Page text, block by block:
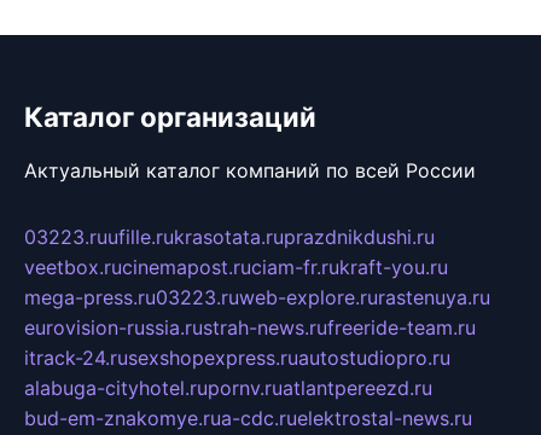
Каталог организаций
Актуальный каталог компаний по всей России
03223.ruufille.rukrasotata.ruprazdnikdushi.ru
veetbox.rucinemapost.ruciam-fr.rukraft-you.ru
mega-press.ru03223.ruweb-explore.rurastenuya.ru
eurovision-russia.rustrah-news.rufreeride-team.ru
itrack-24.rusexshopexpress.ruautostudiopro.ru
alabuga-cityhotel.rupornv.ruatlantpereezd.ru
bud-em-znakomye.rua-cdc.ruelektrostal-news.ru